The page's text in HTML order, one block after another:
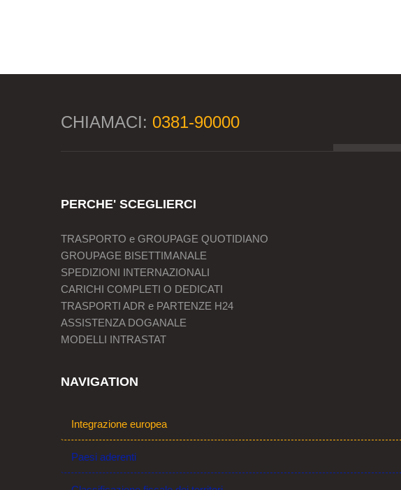
CHIAMACI: 0381-90000
PERCHE' SCEGLIERCI
TRASPORTO e GROUPAGE QUOTIDIANO
GROUPAGE BISETTIMANALE
SPEDIZIONI INTERNAZIONALI
CARICHI COMPLETI O DEDICATI
TRASPORTI ADR e PARTENZE H24
ASSISTENZA DOGANALE
MODELLI INTRASTAT
NAVIGATION
Integrazione europea
Paesi aderenti